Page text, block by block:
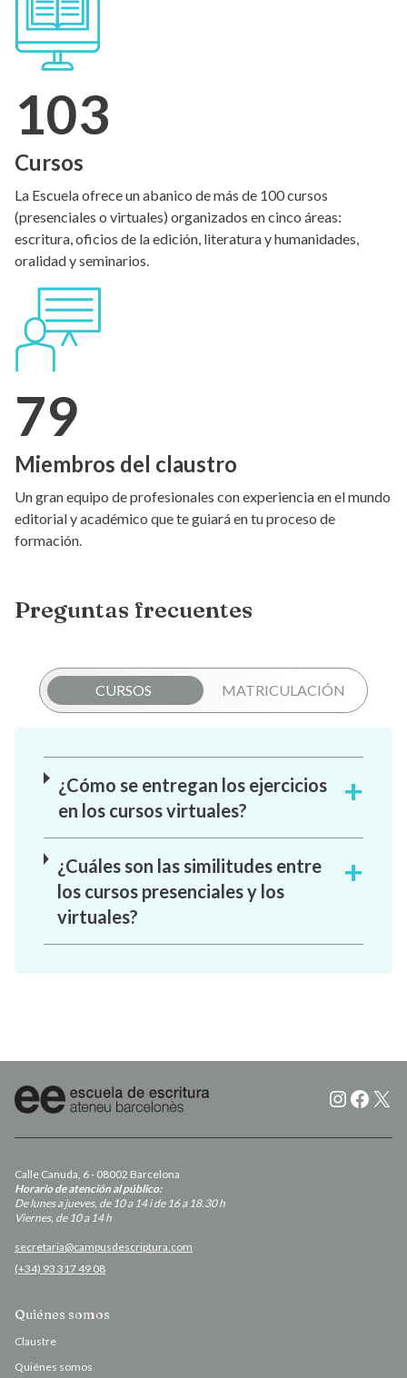
103
Cursos
La Escuela ofrece un abanico de más de 100 cursos
(presenciales o virtuales) organizados en cinco áreas:
escritura, oficios de la edición, literatura y humanidades,
oralidad y seminarios.
79
Miembros del claustro
Un gran equipo de profesionales con experiencia en el mundo
editorial y académico que te guiará en tu proceso de
formación.
Preguntas frecuentes
CURSOS MATRICULACIÓN
¿Cómo se entregan los ejercicios
en los cursos virtuales?
¿Cuáles son las similitudes entre
los cursos presenciales y los
virtuales?
X
Calle Canuda, 6 - 08002 Barcelona
Horario de atención al público:
De lunes a jueves, de 10 a 14 i de 16 a 18.30 h
Viernes, de 10 a 14 h
secretaria@campusdescriptura.com
(+34) 93 317 49 08
Quiénes somos
Claustre
Quiénes somos